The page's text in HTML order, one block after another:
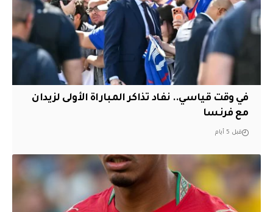
في وقت قياسي.. نفاد تذاكر المباراة الأولى لزيدان
مع فرنسا
قبل 5 أيام